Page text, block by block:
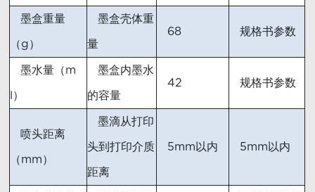
墨盒重量
（g）
墨盒壳体重
量
68 规格书参数
墨水量（m
l）
墨盒内墨水
的容量
42 规格书参数
喷头距离
（mm）
墨滴从打印
头到打印介质
距离
5mm以内 5mm以内